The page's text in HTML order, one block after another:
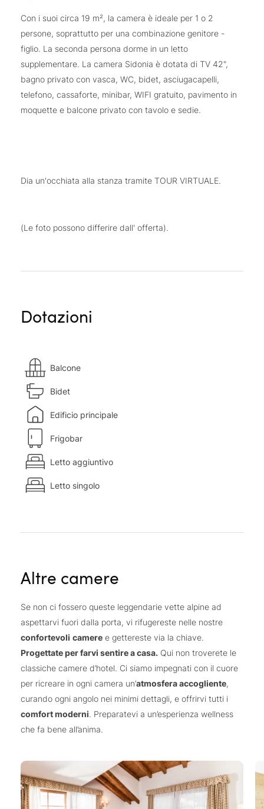
Con i suoi circa 19 m², la camera è ideale per 1 o 2
persone, soprattutto per una combinazione genitore -
figlio. La seconda persona dorme in un letto
supplementare. La camera Sidonia è dotata di TV 42",
bagno privato con vasca, WC, bidet, asciugacapelli,
telefono, cassaforte, minibar, WIFI gratuito, pavimento in
moquette e balcone privato con tavolo e sedie.
Dia un'occhiata alla stanza tramite TOUR VIRTUALE.
(Le foto possono differire dall' offerta).
Dotazioni
Balcone
Bidet
Edificio principale
Frigobar
Letto aggiuntivo
Letto singolo
Altre camere
Se non ci fossero queste leggendarie vette alpine ad
aspettarvi fuori dalla porta, vi rifugereste nelle nostre
confortevoli camere e gettereste via la chiave.
Progettate per farvi sentire a casa. Qui non troverete le
classiche camere d’hotel. Ci siamo impegnati con il cuore
per ricreare in ogni camera un’atmosfera accogliente,
curando ogni angolo nei minimi dettagli, e offrirvi tutti i
comfort moderni. Preparatevi a un’esperienza wellness
che fa bene all’anima.